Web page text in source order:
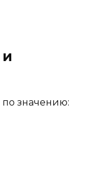
по значению: